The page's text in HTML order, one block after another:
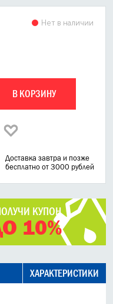
Нет в наличии
В КОРЗИНУ
Доставка завтра и позже
бесплатно от 3000 рублей
КУПОН
10%
ХАРАКТЕРИСТИКИ